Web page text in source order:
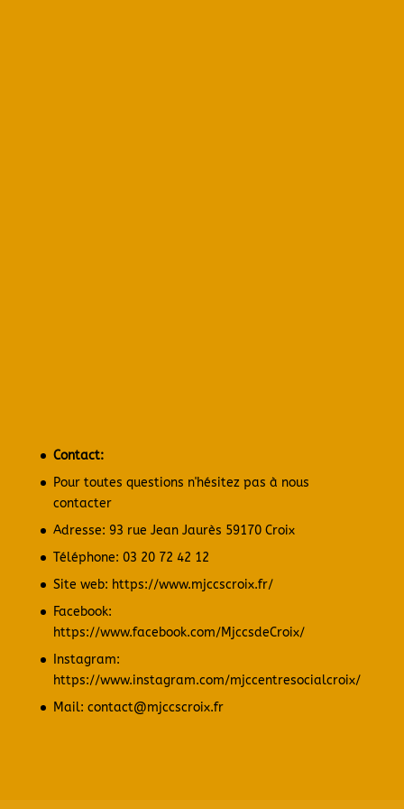
Contact:
Pour toutes questions n'hésitez pas à nous
contacter
Adresse: 93 rue Jean Jaurès 59170 Croix
Téléphone: 03 20 72 42 12
Site web: https://www.mjccscroix.fr/
Facebook:
https://www.facebook.com/MjccsdeCroix/
Instagram:
https://www.instagram.com/mjccentresocialcroix/
Mail: contact@mjccscroix.fr